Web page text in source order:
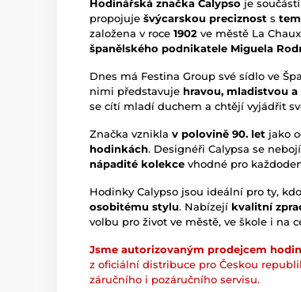
Hodinářská značka Calypso je
propojuje švýcarskou preciznost s
založena v roce 1902 ve městě La
španělského podnikatele Miguela
Dnes má Festina Group své sídlo ve
nimi představuje hravou, mladistvou
se cítí mladí duchem a chtějí vyjádřit
Značka vznikla v polovině 90. let jako
hodinkách. Designéři Calypsa se nebojí
nápadité kolekce vhodné pro
Hodinky Calypso jsou ideální pro ty, kdo
osobitému stylu. Nabízejí kvalitní
volbu pro život ve městě, ve škole i na
Jsme autorizovaným prodejcem
z oficiální distribuce pro Českou
záručního i pozáručního servisu.